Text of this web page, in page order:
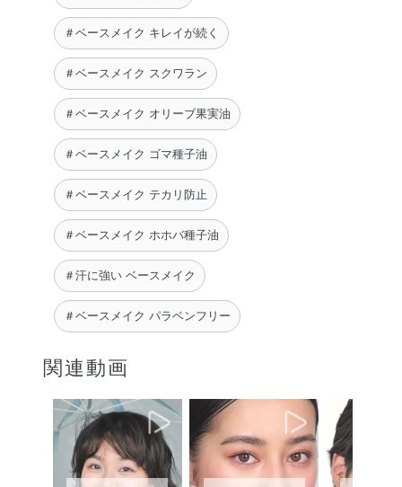
＃ベースメイク キレイが続く
＃ベースメイク スクワラン
＃ベースメイク オリーブ果実油
＃ベースメイク ゴマ種子油
＃ベースメイク テカリ防止
＃ベースメイク ホホバ種子油
＃汗に強い ベースメイク
＃ベースメイク パラベンフリー
関連動画